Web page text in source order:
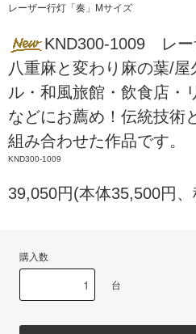
レーザー行灯「奏」Mサイズ
KND300-1009 レ
八重麻と変わり麻の葉/
ル・和風旅館・飲食店・
などにお薦め！伝統技術
組み合わせた作品です。
KND300-1009
39,050円(本体35,500円
購入数
台